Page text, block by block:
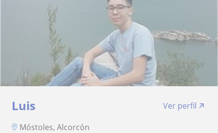
Luis
Ver perfil
Móstoles, Alcorcón